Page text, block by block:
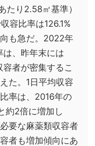
たり2.58㎡基準）
容比率は126.1%
も急だ。2022年
は、昨年末には
者が密集するこ
た。1日平均収容
率は、2016年の
約2倍に増加し
要な麻薬類収容者
者も増加傾向にあ